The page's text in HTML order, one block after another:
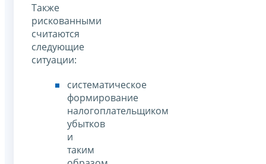
Также
рискованными
считаются
следующие
ситуации:
систематическое
формирование
налогоплательщиком
убытков
и
таким